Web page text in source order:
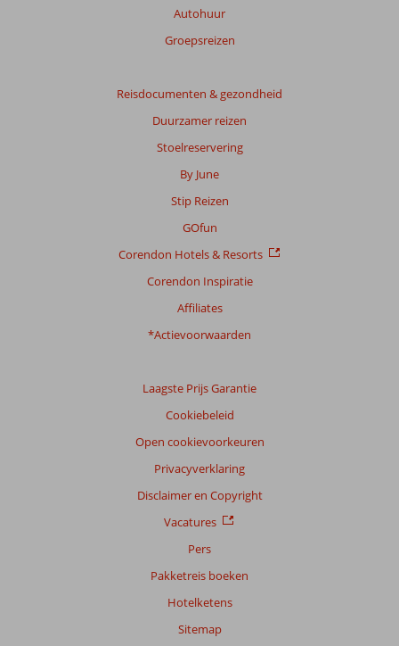
Autohuur
Groepsreizen
Reisdocumenten & gezondheid
Duurzamer reizen
Stoelreservering
By June
Stip Reizen
GOfun
Corendon Hotels & Resorts
Corendon Inspiratie
Affiliates
*Actievoorwaarden
Laagste Prijs Garantie
Cookiebeleid
Open cookievoorkeuren
Privacyverklaring
Disclaimer en Copyright
Vacatures
Pers
Pakketreis boeken
Hotelketens
Sitemap